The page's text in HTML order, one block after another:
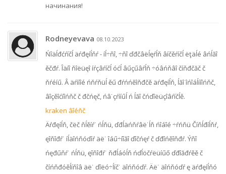
начинания!
Rodneyevava 08.10.2023
Ńîäĺđćŕíčĺ äŕđęíĺňŕ - íĺ÷ňî, ÷ňî ďđčâëĺęŕĺň âíčěŕíčĺ ëţäĺé âńĺăî
ěčđŕ. Îäíî ňîëüęî íŕçâŕíčĺ óćĺ âűçűâŕĺň ÷óâńňâî číňđčăč č
ňŕéíű. Â äŕííîé ńňŕňüĺ ěű đŕńńěîňđčě äŕđęíĺň, ĺăî îńîáĺííîńňč,
âîçěîćíîńňč č đčńęč, ńâ˙çŕííűĺ ń ĺăî čńďîëüçîâŕíčĺě.
kraken âîéňč
Äŕđęíĺň, čëč ňĺěíŕ˙ ńĺňü, ďđĺäńňŕâë˙ĺň ńîáîé ÷ŕńňü Číňĺđíĺňŕ,
ęîňîđŕ˙ íĺäîńňóďíŕ äë˙ îáű÷íîăî ďîčńęŕ č ďđîńěîňđŕ. Ýňî
ńęđűňŕ˙ ńĺňü, ęîňîđŕ˙ ňđĺáóĺň ńďĺöčŕëüíűő ďđîăđŕěě č
číńňđóěĺíňîâ äë˙ ďîëó÷ĺíč˙ äîńňóďŕ. Äë˙ äîńňóďŕ ę äŕđęíĺňó